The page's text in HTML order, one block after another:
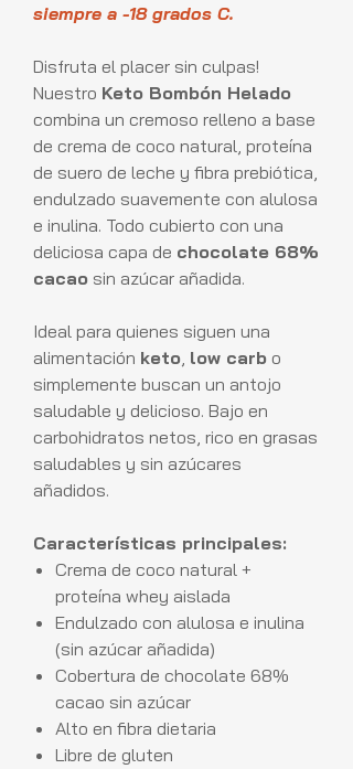
siempre a -18 grados C.
Disfruta el placer sin culpas!
Nuestro Keto Bombón Helado
combina un cremoso relleno a base
de crema de coco natural, proteína
de suero de leche y fibra prebiótica,
endulzado suavemente con alulosa
e inulina. Todo cubierto con una
deliciosa capa de chocolate 68%
cacao sin azúcar añadida.
Ideal para quienes siguen una
alimentación keto, low carb o
simplemente buscan un antojo
saludable y delicioso. Bajo en
carbohidratos netos, rico en grasas
saludables y sin azúcares
añadidos.
Características principales:
Crema de coco natural +
proteína whey aislada
Endulzado con alulosa e inulina
(sin azúcar añadida)
Cobertura de chocolate 68%
cacao sin azúcar
Alto en fibra dietaria
Libre de gluten